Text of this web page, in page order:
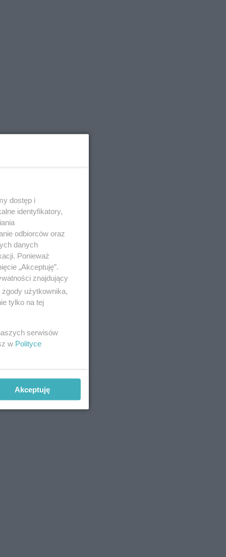
dostęp i
identyfikatory,
odbiorców oraz
danych
Ponieważ
„Akceptuję”.
znajdujący
użytkownika,
tylko na tej
serwisów
w Polityce
Akceptuję